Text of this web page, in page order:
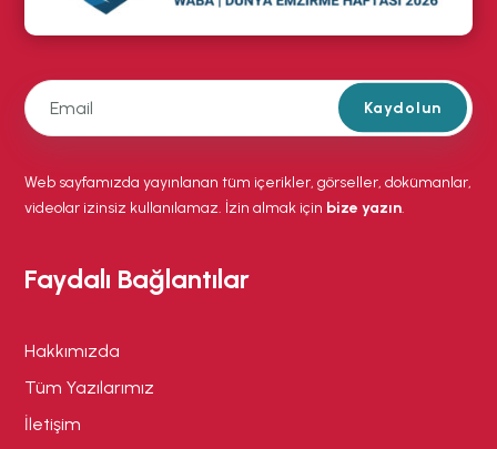
Kaydolun
Web sayfamızda yayınlanan tüm içerikler, görseller, dokümanlar,
videolar izinsiz kullanılamaz. İzin almak için bize yazın.
Faydalı Bağlantılar
Hakkımızda
Tüm Yazılarımız
İletişim